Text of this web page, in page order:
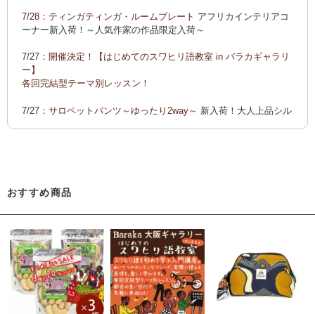
カンガ 会員様お買い得！
カンガ 人気柄が限定数再入荷！
限
定生産記念カンガ 会員セール中！
「ポイントカーニバル」開催中
◆お買い上げ商品へのご感想をお送り下さると、お買い物に使
えるポイントプレゼント！詳しくは、
7/28： ティンガティンガ・ルームプレート アフリカインテリアコ
ーナー新入荷！～人気作家の作品限定入荷～
7/27： 開催決定！【はじめてのスワヒリ語教室 in バラカギャラリ
ー】
各回完結型テーマ別レッスン！
7/27： サロペットパンツ～ゆったり2way～ 新入荷！大人上品シル
7/21：夏休み開催決定！【アフリカンワークショップ in バラカギ
ャラリー】
「ティンガティンガ・うちわ作り」 「ティンガティンガを描こ
う」
7/21：リバーシブルB4トートバッグ新入荷！
おすすめ商品